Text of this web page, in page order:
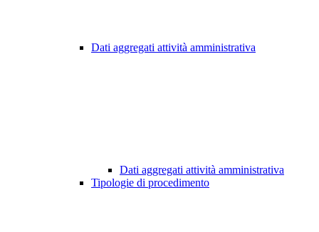
Dati aggregati attività amministrativa
Dati aggregati attività amministrativa
Tipologie di procedimento